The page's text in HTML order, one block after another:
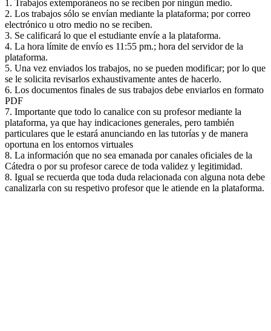
1. Trabajos extemporáneos no se reciben por ningún medio.
2. Los trabajos sólo se envían mediante la plataforma; por correo
electrónico u otro medio no se reciben.
3. Se calificará lo que el estudiante envíe a la plataforma.
4. La hora límite de envío es 11:55 pm.; hora del servidor de la
plataforma.
5. Una vez enviados los trabajos, no se pueden modificar; por lo que
se le solicita revisarlos exhaustivamente antes de hacerlo.
6. Los documentos finales de sus trabajos debe enviarlos en formato
PDF
7. Importante que todo lo canalice con su profesor mediante la
plataforma, ya que hay indicaciones generales, pero también
particulares que le estará anunciando en las tutorías y de manera
oportuna en los entornos virtuales
8. La información que no sea emanada por canales oficiales de la
Cátedra o por su profesor carece de toda validez y legitimidad.
8. Igual se recuerda que toda duda relacionada con alguna nota debe
canalizarla con su respetivo profesor que le atiende en la plataforma.